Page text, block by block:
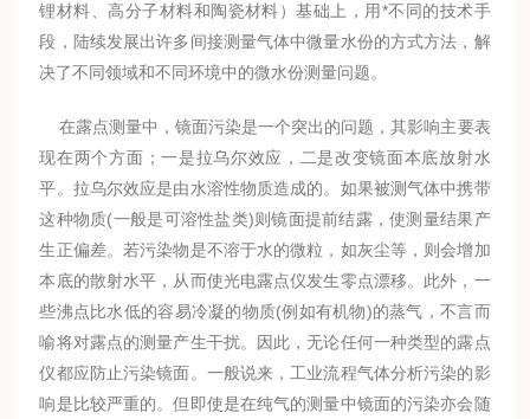
锂材料、高分子材料和陶瓷材料）基础上，用*不同的技术手
段，陆续发展出许多间接测量气体中微量水份的方式方法，解
决了不同领域和不同环境中的微水份测量问题。
在露点测量中，镜面污染是一个突出的问题，其影响主要表
现在两个方面；一是拉乌尔效应，二是改变镜面本底放射水
平。拉乌尔效应是由水溶性物质造成的。如果被测气体中携带
这种物质(一般是可溶性盐类)则镜面提前结露，使测量结果产
生正偏差。若污染物是不溶于水的微粒，如灰尘等，则会增加
本底的散射水平，从而使光电露点仪发生零点漂移。此外，一
些沸点比水低的容易冷凝的物质(例如有机物)的蒸气，不言而
喻将对露点的测量产生干扰。因此，无论任何一种类型的露点
仪都应防止污染镜面。一般说来，工业流程气体分析污染的影
响是比较严重的。但即使是在纯气的测量中镜面的污染亦会随